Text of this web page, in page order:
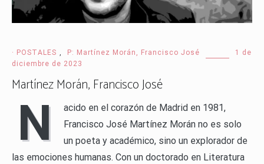
· POSTALES , P: Martínez Morán, Francisco José
1 de
diciembre de 2023
Martínez Morán, Francisco José
N
acido en el corazón de Madrid en 1981,
Francisco José Martínez Morán no es solo
un poeta y académico, sino un explorador de
las emociones humanas. Con un doctorado en Literatura